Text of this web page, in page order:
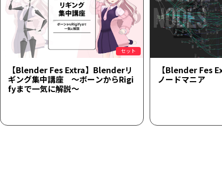
セット
【Blender Fes Extra】Blenderリ
ギング集中講座 ～ボーンからRigi
fyまで一気に解説～
【Blender Fes
ノードマニア